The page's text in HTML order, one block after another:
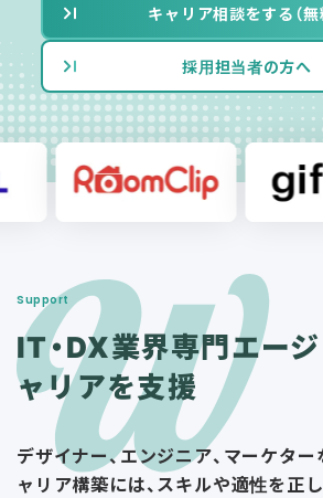
キャリア相談をする（無
採用担当者の方へ
Support
IT・DX業界専門エー
ャリアを支援
デザイナー、エンジニア、マーケタ
ャリア構築には、スキルや適性を正